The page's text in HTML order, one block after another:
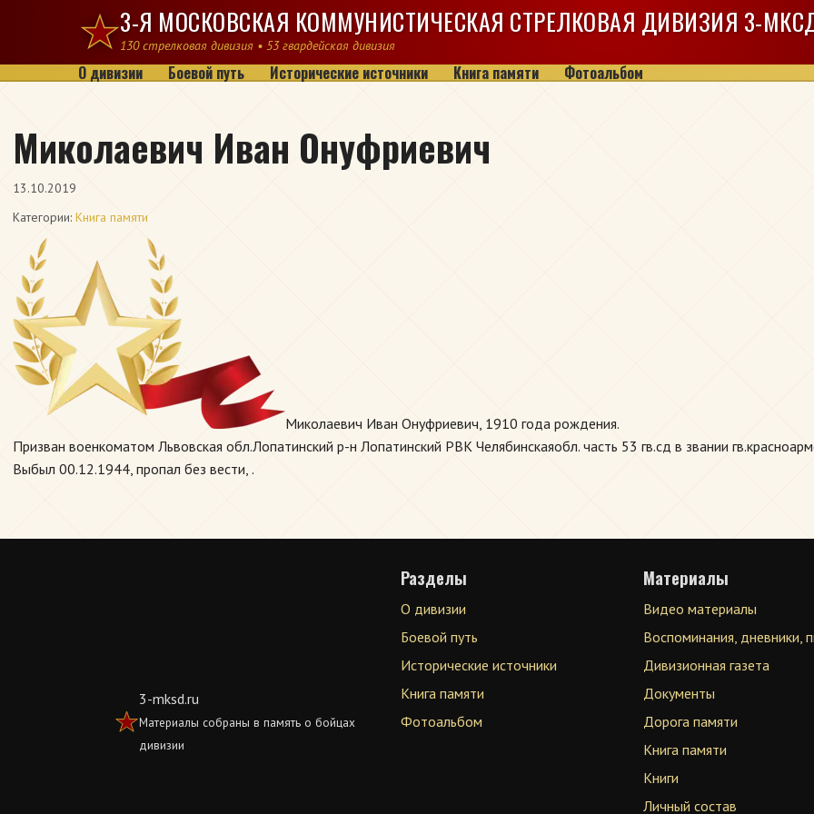
Перейти к содержимому3-Я МОСКОВСКАЯ КОММУНИСТИЧЕСКАЯ СТРЕЛКОВАЯ ДИВИЗИЯ 3-
130 стрелковая дивизия • 53 гвардейская дивизия
О дивизии Боевой путь Исторические источники Книга памяти Фотоальбом
Миколаевич Иван Онуфриевич
13.10.2019
Категории: Книга памяти
Миколаевич Иван Онуфриевич, 1910 года рождения.
Призван военкоматом Львовская обл.Лопатинский р-н Лопатинский РВК Челябинскаяобл. часть 53 гв.сд в звании
Выбыл 00.12.1944, пропал без вести, .
3-mksd.ru
Материалы собраны в память о бойцах
дивизии
Разделы
О дивизии
Боевой путь
Исторические источники
Книга памяти
Фотоальбом
Материалы
Видео материалы
Воспоминания, дневники,
Дивизионная газета
Документы
Дорога памяти
Книга памяти
Книги
Личный состав